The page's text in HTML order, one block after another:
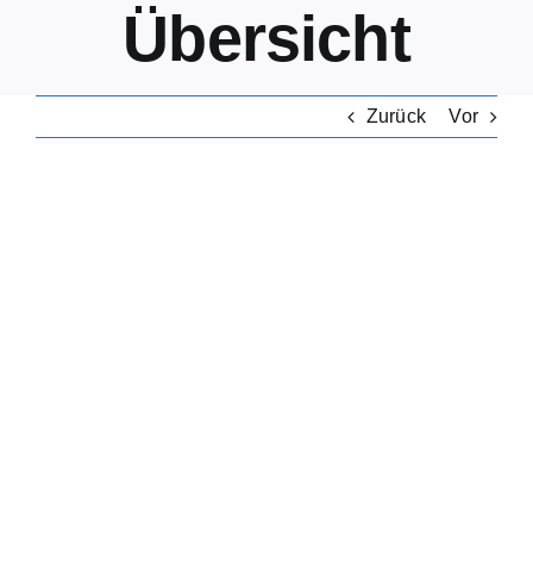
Übersicht
Zurück Vor